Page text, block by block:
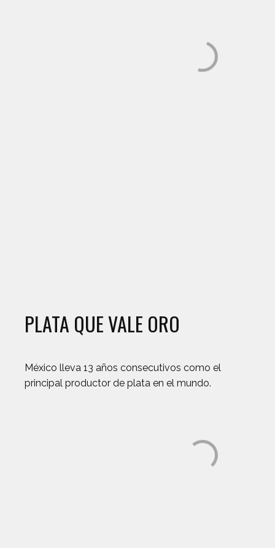
PLATA QUE VALE ORO
México lleva 13 años consecutivos como el
principal productor de plata en el mundo.